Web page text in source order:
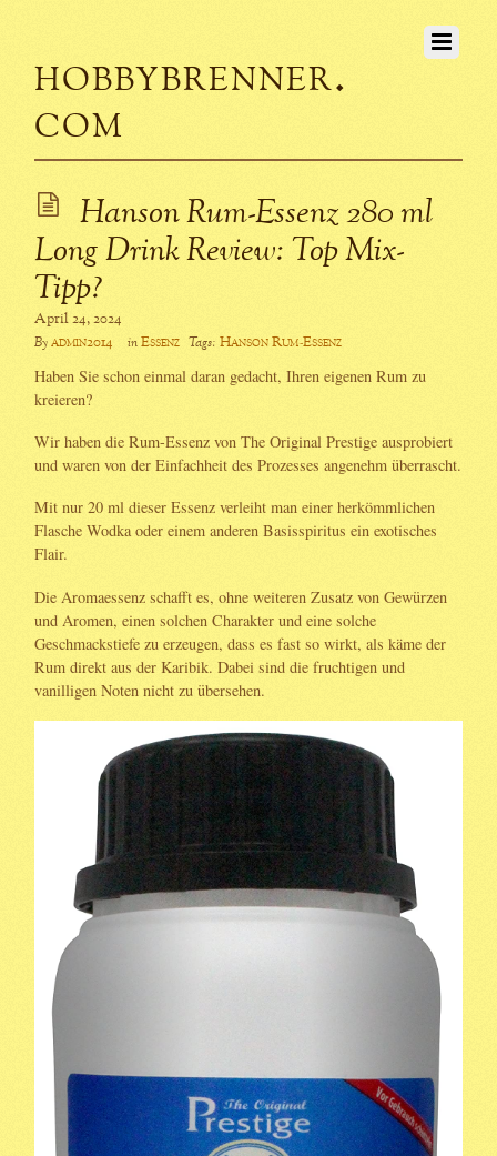
hobbybrenner.
com
Hanson Rum-Essenz 280 ml
Long Drink Review: Top Mix-
Tipp?
April 24, 2024
Byadmin2014 inEssenz Tags: Hanson Rum-Essenz
Haben Sie schon einmal daran gedacht, Ihren eigenen Rum zu
kreieren?
Wir haben die Rum-Essenz von The Original Prestige ausprobiert
und waren von der Einfachheit des Prozesses angenehm überrascht.
Mit nur 20 ml dieser Essenz verleiht man einer herkömmlichen
Flasche Wodka oder einem anderen Basisspiritus ein exotisches
Flair.
Die Aromaessenz schafft es, ohne weiteren Zusatz von Gewürzen
und Aromen, einen solchen Charakter und eine solche
Geschmackstiefe zu erzeugen, dass es fast so wirkt, als käme der
Rum direkt aus der Karibik. Dabei sind die fruchtigen und
vanilligen Noten nicht zu übersehen.